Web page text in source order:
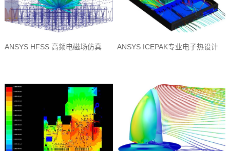
ANSYS HFSS 高频电磁场仿真 ANSYS ICEPAK专业电子热设计